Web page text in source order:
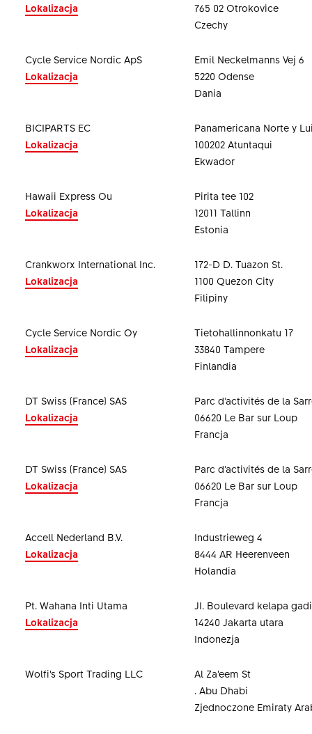
Lokalizacja
765 02 Otrokovice
Czechy
Cycle Service Nordic ApS
Lokalizacja
Emil Neckelmanns Vej 6
5220 Odense
Dania
BICIPARTS EC
Lokalizacja
Panamericana Norte y
100202 Atuntaqui
Ekwador
Hawaii Express Ou
Lokalizacja
Pirita tee 102
12011 Tallinn
Estonia
Crankworx International Inc.
Lokalizacja
172-D D. Tuazon St.
1100 Quezon City
Filipiny
Cycle Service Nordic Oy
Lokalizacja
Tietohallinnonkatu 17
33840 Tampere
Finlandia
DT Swiss (France) SAS
Lokalizacja
Parc d'activités de la
06620 Le Bar sur Loup
Francja
DT Swiss (France) SAS
Lokalizacja
Parc d'activités de la
06620 Le Bar sur Loup
Francja
Accell Nederland B.V.
Lokalizacja
Industrieweg 4
8444 AR Heerenveen
Holandia
Pt. Wahana Inti Utama
Lokalizacja
JI. Boulevard kelapa
14240 Jakarta utara
Indonezja
Wolfi’s Sport Trading LLC
Al Za’eem St
. Abu Dhabi
Zjednoczone Emiraty